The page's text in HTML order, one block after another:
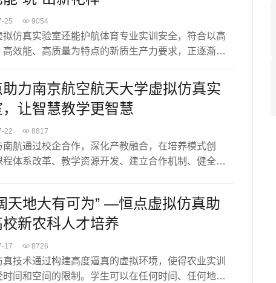
25 9054
拟仿真实验室还能护航体育专业实训安全，符合以高
高效能、高质量为特点的新质生产力要求，正逐渐成
力南京航空航天大学虚拟仿真实
，让智慧教学更智慧
22 8817
南航通过校企合作，深化产教融合，在培养模式创
程体系改革、教学资源开发、建立合作机制、健全管
天地大有可为” —恒点虚拟仿真助
校新农科人才培养
17 8726
真技术通过构建高度逼真的虚拟环境，使得农业实训
时间和空间的限制。学生可以在任何时间、任何地点